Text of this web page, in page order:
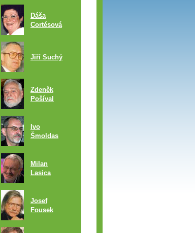
Dáša
Cortésová
Jiří Suchý
Zdeněk
Pošíval
Ivo
Šmoldas
Milan
Lasica
Josef
Fousek